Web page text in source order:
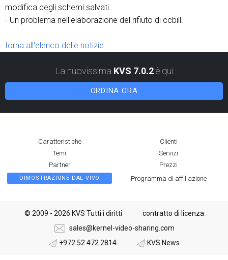
modifica degli schemi salvati.
- Un problema nell'elaborazione del rifiuto di ccbill.
torna all'elenco delle notizie
La nuovissima KVS 7.0.2è qui
ORDINA ORA
Caratteristiche
Clienti
Temi
Servizi
Partner
Prezzi
DIMOSTRAZIONE DAL VIVO Programma di affiliazione
© 2009 - 2026 KVS Tutti i diritti
contratto di licenza
sales@kernel-video-sharing.com
+972 52 472 2814
KVS News